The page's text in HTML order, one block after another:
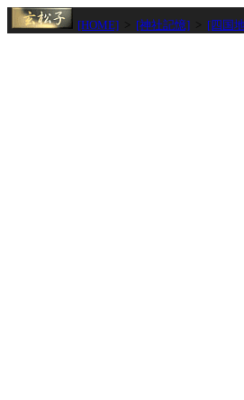
[HOME] [神社記憶] [四国